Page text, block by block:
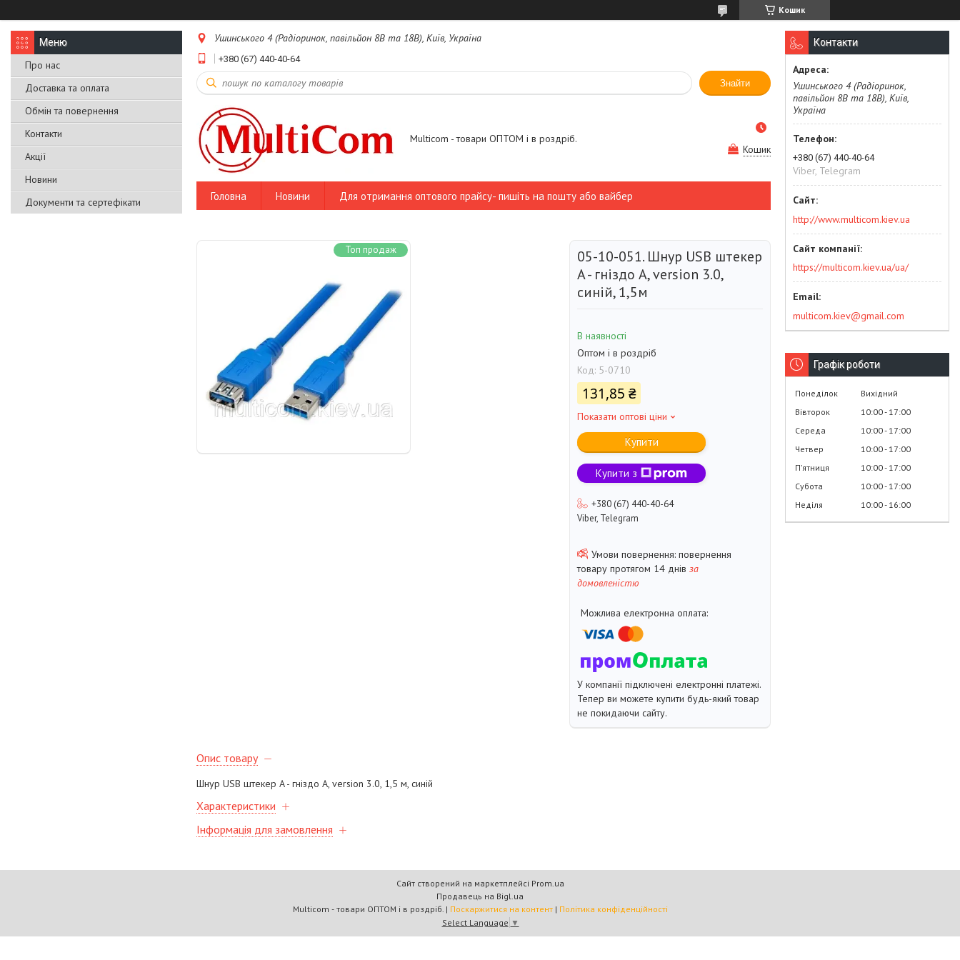
Кошик
Про нас
Доставка та оплата
Обмін та повернення
Контакти
Акції
Новини
Документи та сертефікати
Ушинського 4 (Радіоринок, павільйон 8В та 18В), Київ, Україна
+380 (67) 440-40-64
Знайти
Multicom - товари ОПТОМ і в роздріб.
Кошик
Головна Новини Для отримання оптового прайсу- пишіть на пошту або вайбер
Топ продаж
05-10-051. Шнур USB штекер
A - гніздо А, version 3.0,
синій, 1,5м
В наявності
Оптом і в роздріб
Код: 5-0710
131,85 ₴
Показати оптові ціни
Купити
Купити з
+380 (67) 440-40-64
Viber, Telegram
повернення
товару протягом 14 днів за
домовленістю
У компанії підключені електронні платежі.
Тепер ви можете купити будь-який товар
не покидаючи сайту.
Опис товару
Шнур USB штекер A - гніздо А, version 3.0, 1,5 м, синій
Характеристики
Інформація для замовлення
Контакти
Ушинського 4 (Радіоринок,
павільйон 8В та 18В), Київ,
Україна
+380 (67) 440-40-64
Viber, Telegram
http://www.multicom.kiev.ua
https://multicom.kiev.ua/ua/
multicom.kiev@gmail.com
Графік роботи
Понеділок
Вихідний
Вівторок
10:00 17:00
Середа
10:00 17:00
Четвер
10:00 17:00
Пʼятниця
10:00 17:00
Субота
10:00 17:00
Неділя
10:00 16:00
Сайт створений на маркетплейсі Prom.ua
Продавець на Bigl.ua
Multicom - товари ОПТОМ і в роздріб. | Поскаржитися на контент | Політика конфіденційності
Select Language ▼